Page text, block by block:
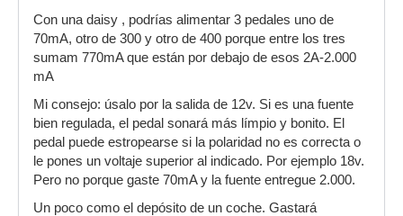
Con una daisy , podrías alimentar 3 pedales uno de
70mA, otro de 300 y otro de 400 porque entre los tres
sumam 770mA que están por debajo de esos 2A-2.000
mA
Mi consejo: úsalo por la salida de 12v. Si es una fuente
bien regulada, el pedal sonará más límpio y bonito. El
pedal puede estropearse si la polaridad no es correcta o
le pones un voltaje superior al indicado. Por ejemplo 18v.
Pero no porque gaste 70mA y la fuente entregue 2.000.
Un poco como el depósito de un coche. Gastará